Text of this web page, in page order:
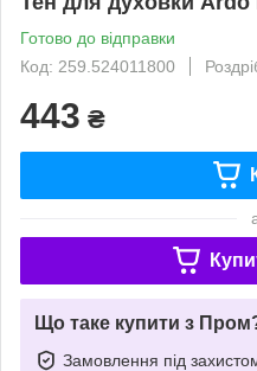
Готово до відправки
Код: 259.524011800
443 ₴
Що таке купити з
Замовлення під